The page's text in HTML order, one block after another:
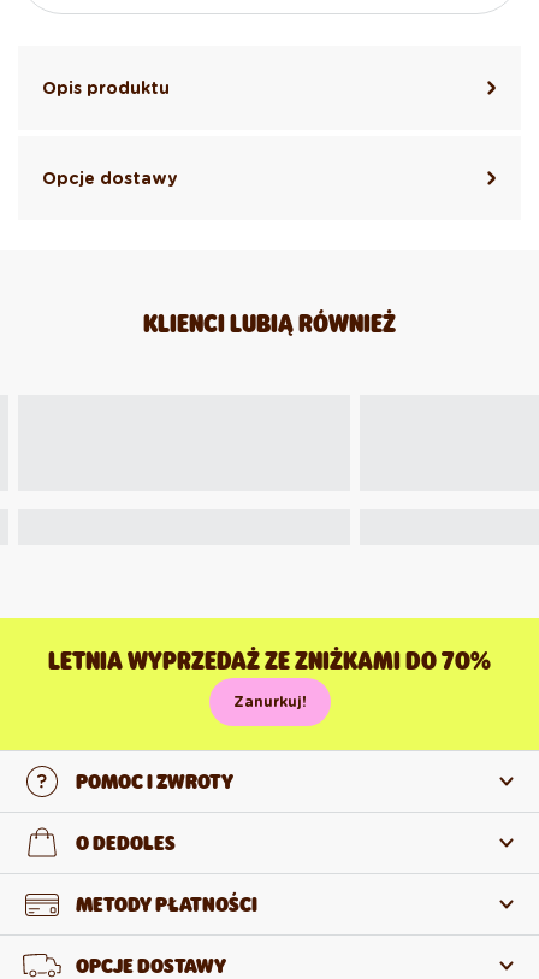
Opis produktu
Opcje dostawy
KLIENCI LUBIĄ RÓWNIEŻ
LETNIA WYPRZEDAŻ ZE ZNIŻKAMI DO 70%
Zanurkuj!
POMOC I ZWROTY
Skontaktuj się z nami
Zwroty i reklamacje
O DEDOLES
O nas METODY PŁATNOŚCI
OPCJE DOSTAWY